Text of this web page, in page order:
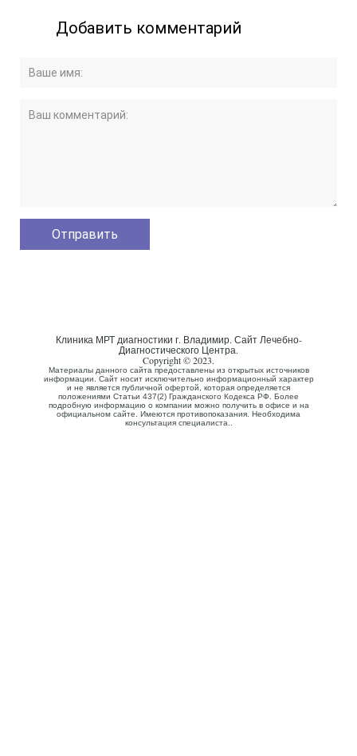
Добавить комментарий
Клиника МРТ диагностики г. Владимир. Сайт Лечебно-
Диагностического Центра.
Copyright © 2023.
Материалы данного сайта предоставлены из открытых источников
информации. Сайт носит исключительно информационный характер
и не является публичной офертой, которая определяется
положениями Статьи 437(2) Гражданского Кодекса РФ. Более
подробную информацию о компании можно получить в офисе и на
официальном сайте. Имеются противопоказания. Необходима
консультация специалиста..